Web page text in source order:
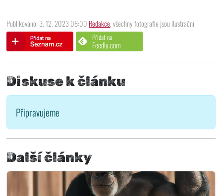
Publikováno: 3. 12. 2023 08:00 Redakce, všechny fotografie jsou ilustrační
Přidat na
Feedly.com
Diskuse k článku
Připravujeme
Další články